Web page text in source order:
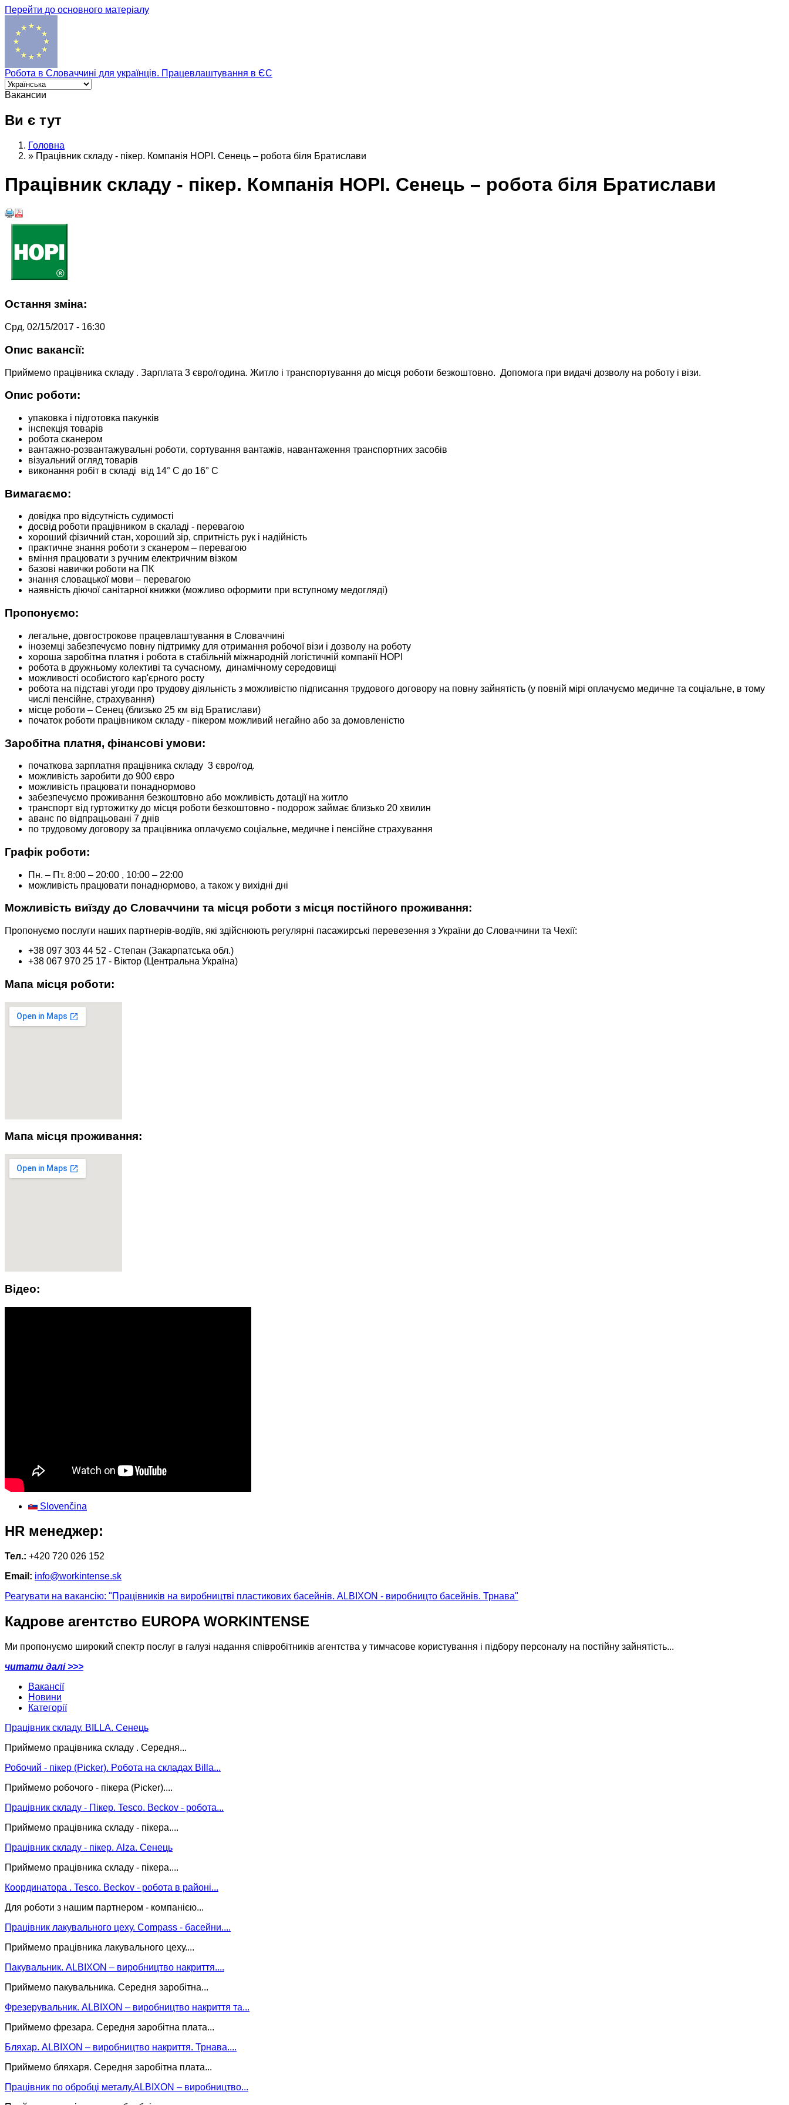
Перейти до основного матеріалу
Робота в Словаччині для українців. Працевлаштування в ЄС
Вакансии
Ви є тут
Головна
» Працівник складу - пікер. Компанія HOPI. Сенець – робота біля Братислави
Працівник складу - пікер. Компанія HOPI. Сенець – робота біля Братислави
Остання зміна:
Срд, 02/15/2017 - 16:30
Опис вакансії:
Приймемо працівника складу . Зарплата 3 євро/година. Житло і транспортування до місця роботи безкоштовно. Допомога при видачі дозволу на роботу і візи.
Опис роботи:
упаковка і підготовка пакунків
інспекція товарів
робота сканером
вантажно-розвантажувальні роботи, сортування вантажів, навантаження транспортних засобів
візуальний огляд товарів
виконання робіт в складі від 14° C до 16° C
Вимагаємо:
довідка про відсутність судимості
досвід роботи працівником в скаладі - перевагою
хороший фізичний стан, хороший зір, спритність рук і надійність
практичне знання роботи з сканером – перевагою
вміння працювати з ручним електричним візком
базові навички роботи на ПК
знання словацької мови – перевагою
​наявність діючої санітарної книжки (можливо оформити при вступному медогляді)
Пропонуємо:
легальне, довгострокове працевлаштування в Словаччині
іноземці забезпечуємо повну підтримку для отримання робочої візи і дозволу на роботу
хороша заробітна платня і робота в стабільній міжнародній логістичній компанії HOPI
робота в дружньому колективі та сучасному, динамічному середовищі
можливості особистого кар'єрного росту
робота на підставі угоди про трудову діяльність з можливістю підписання трудового договору на повну зайнятість (у повній мірі оплачуємо медичне та соціальне, в тому
числі пенсійне, страхування)
місце роботи – Сенец (близько 25 км від Братислави)
початок роботи працівником складу - пікером можливий негайно або за домовленістю
Заробітна платня, фінансові умови:
початкова зарплатня працівника складу 3 євро/год.
можливість заробити до 900 євро
можливість працювати понаднормово
забезпечуємо проживання безкоштовно або можливість дотації на житло
транспорт від гуртожитку до місця роботи безкоштовно - подорож займає близько 20 хвилин
аванс по відпрацьовані 7 днів
по трудовому договору за працівника оплачуємо соціальне, медичне і пенсійне страхування​
Графік роботи:
Пн. – Пт. 8:00 – 20:00 , 10:00 – 22:00
можливість працювати понаднормово, а також у вихідні дні
Можливість виїзду до Словаччини та місця роботи з місця постійного проживання:
Пропонуємо послуги наших партнерів-водіїв, які здійснюють регулярні пасажирські перевезення з України до Словаччини та Чехії:
+38 097 303 44 52 - Степан (Закарпатська обл.)
+38 067 970 25 17 - Віктор (Центральна Україна)
Мапа місця роботи:
Мапа місця проживання:
Відео:
Slovenčina
HR менеджер:
Тел.: +420 720 026 152
Email: info@workintense.sk
Реагувати на вакансію: "Працівників на виробництві пластикових басейнів. ALBIXON - виробницто басейнів. Трнава"
Кадрове агентство EUROPA WORKINTENSE
Ми пропонуємо широкий спектр послуг в галузі надання співробітників агентства у тимчасове користування і підбору персоналу на постійну зайнятість...
читати далі >>>
Вакансії
Новини
Категорії
Працівник складу. BILLA. Сенець
Приймемо працівника складу . Середня...
Робочий - пікер (Picker). Pобота на складах Billa...
Приймемо робочого - пікера (Picker)....
Працівник складу - Пікер. Tesco. Beckov - робота...
Приймемо працівника складу - пікера....
Працівник складу - пікер. Alza. Сенець
Приймемо працівника складу - пікера....
Координатора . Tesco. Beckov - робота в районі...
Для роботи з нашим партнером - компанією...
Працівник лакувального цеху. Compass - басейни....
Приймемо працівника лакувального цеху....
Пакувальник. ALBIXON – виробництво накриття....
Приймемо пакувальника. Середня заробітна...
Фрезерувальник. ALBIXON – виробництво накриття та...
Приймемо фрезара. Середня заробітна плата...
Бляхар. ALBIXON – виробництво накриття. Трнава....
Приймемо бляхаря. Середня заробітна плата...
Працівник по обробці металу.ALBIXON – виробництво...